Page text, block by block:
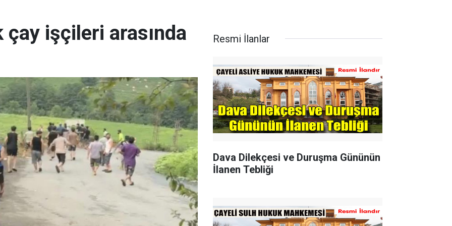
çay işçileri arasında Resmi İlanlar
Dava Dilekçesi ve Duruşma Gününün
İlanen Tebliği